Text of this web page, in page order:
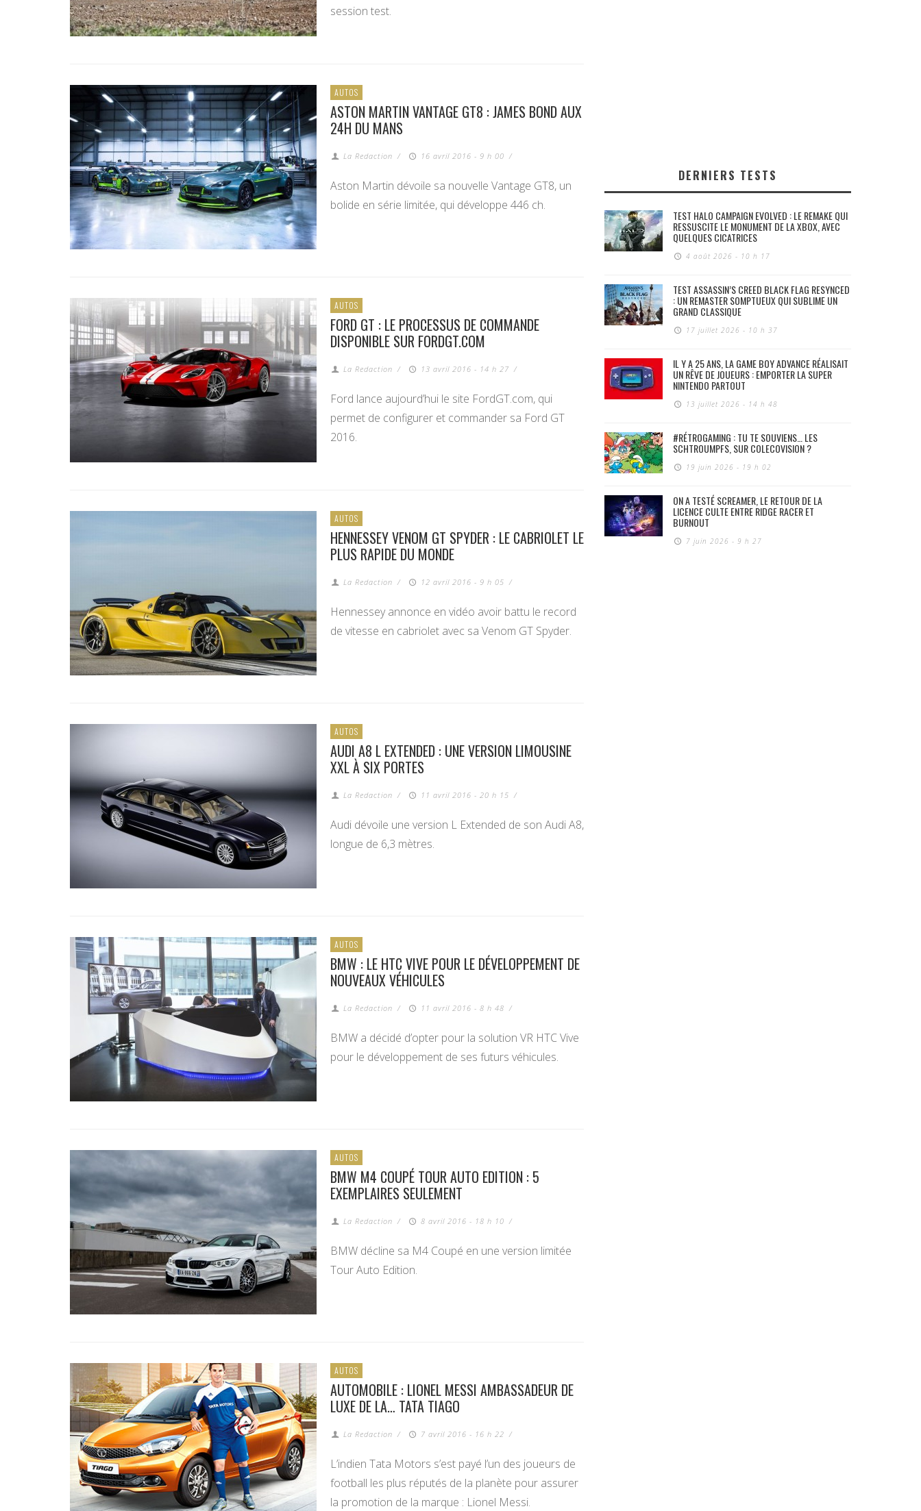
session test.
AUTOS
ASTON MARTIN VANTAGE GT8 : JAMES BOND AUX
24H DU MANS
La Redaction / 16 avril 2016 - 9 h 00 /
Aston Martin dévoile sa nouvelle Vantage GT8, un
bolide en série limitée, qui développe 446 ch.
AUTOS
FORD GT : LE PROCESSUS DE COMMANDE
DISPONIBLE SUR FORDGT.COM
La Redaction / 13 avril 2016 - 14 h 27 /
Ford lance aujourd’hui le site FordGT.com, qui
permet de configurer et commander sa Ford GT
2016.
AUTOS
HENNESSEY VENOM GT SPYDER : LE CABRIOLET LE
PLUS RAPIDE DU MONDE
La Redaction / 12 avril 2016 - 9 h 05 /
Hennessey annonce en vidéo avoir battu le record
de vitesse en cabriolet avec sa Venom GT Spyder.
AUTOS
AUDI A8 L EXTENDED : UNE VERSION LIMOUSINE
XXL À SIX PORTES
La Redaction / 11 avril 2016 - 20 h 15 /
Audi dévoile une version L Extended de son Audi A8,
longue de 6,3 mètres.
AUTOS
BMW : LE HTC VIVE POUR LE DÉVELOPPEMENT DE
NOUVEAUX VÉHICULES
La Redaction / 11 avril 2016 - 8 h 48 /
BMW a décidé d’opter pour la solution VR HTC Vive
pour le développement de ses futurs véhicules.
AUTOS
BMW M4 COUPÉ TOUR AUTO EDITION : 5
EXEMPLAIRES SEULEMENT
La Redaction / 8 avril 2016 - 18 h 10 /
BMW décline sa M4 Coupé en une version limitée
Tour Auto Edition.
AUTOS
AUTOMOBILE : LIONEL MESSI AMBASSADEUR DE
LUXE DE LA… TATA TIAGO
La Redaction / 7 avril 2016 - 16 h 22 /
L’indien Tata Motors s’est payé l’un des joueurs de
football les plus réputés de la planète pour assurer
la promotion de la marque : Lionel Messi.
DERNIERS TESTS
TEST HALO CAMPAIGN EVOLVED : LE REMAKE QUI
RESSUSCITE LE MONUMENT DE LA XBOX, AVEC
QUELQUES CICATRICES
4 août 2026 - 10 h 17
TEST ASSASSIN’S CREED BLACK FLAG RESYNCED
: UN REMASTER SOMPTUEUX QUI SUBLIME UN
GRAND CLASSIQUE
17 juillet 2026 - 10 h 37
IL Y A 25 ANS, LA GAME BOY ADVANCE RÉALISAIT
UN RÊVE DE JOUEURS : EMPORTER LA SUPER
NINTENDO PARTOUT
13 juillet 2026 - 14 h 48
#RÉTROGAMING : TU TE SOUVIENS… LES
SCHTROUMPFS, SUR COLECOVISION ?
19 juin 2026 - 19 h 02
ON A TESTÉ SCREAMER, LE RETOUR DE LA
LICENCE CULTE ENTRE RIDGE RACER ET
BURNOUT
7 juin 2026 - 9 h 27